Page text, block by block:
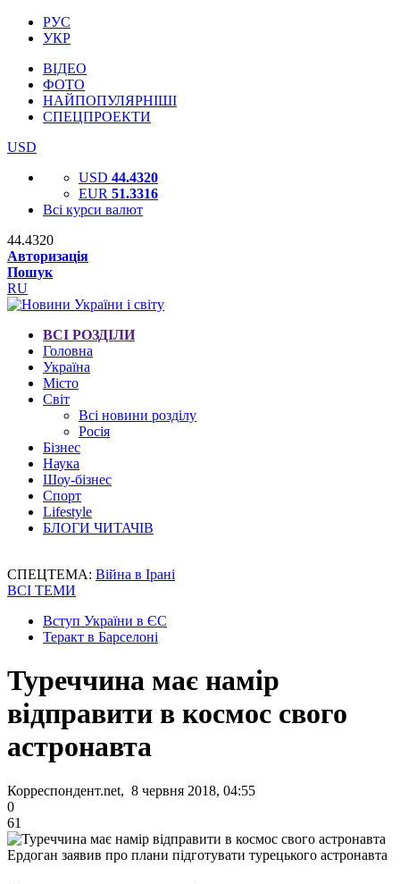
РУС
УКР
ВІДЕО
ФОТО
НАЙПОПУЛЯРНІШІ
СПЕЦПРОЕКТИ
USD
USD 44.4320
EUR 51.3316
Всі курси валют
44.4320
Авторизація
Пошук
RU
ВСІ РОЗДІЛИ
Головна
Україна
Місто
Світ
Всі новини розділу
Росія
Бізнес
Наука
Шоу-бізнес
Спорт
Lifestyle
БЛОГИ ЧИТАЧІВ
СПЕЦТЕМА: Війна в Ірані
ВСІ ТЕМИ
Вступ України в ЄС
Теракт в Барселоні
Туреччина має намір
відправити в космос свого
астронавта
Корреспондент.net, 8 червня 2018, 04:55
0
61
Ердоган заявив про плани підготувати турецького астронавта